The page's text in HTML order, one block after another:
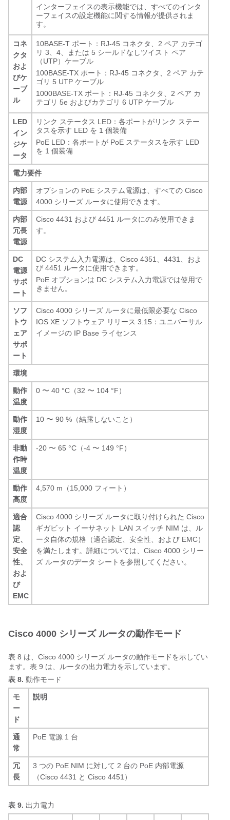
インターフェイスの表示機能では、すべてのインタ
ーフェイスの設定機能に関する情報が提供されま
す。
コネ
クタ
およ
びケ
ーブ
ル
10BASE-T ポート：RJ-45 コネクタ、2 ペア カテゴ
リ 3、4、または 5 シールドなしツイスト ペア
（UTP）ケーブル
100BASE-TX ポート：RJ-45 コネクタ、2 ペア カテ
ゴリ 5 UTP ケーブル
1000BASE-TX ポート：RJ-45 コネクタ、2 ペア カ
テゴリ 5e およびカテゴリ 6 UTP ケーブル
LED
イン
ジケ
ータ
リンク ステータス LED：各ポートがリンク ステー
タスを示す LED を 1 個装備
PoE LED：各ポートが PoE ステータスを示す LED
を 1 個装備
電力要件
内部
電源
オプションの PoE システム電源は、すべての Cisco
4000 シリーズ ルータに使用できます。
内部
冗長
電源
Cisco 4431 および 4451 ルータにのみ使用できま
す。
DC
電源
サポ
ート
DC システム入力電源は、Cisco 4351、4431、およ
び 4451 ルータに使用できます。
PoE オプションは DC システム入力電源では使用で
きません。
ソフ
トウ
ェア
サポ
ート
Cisco 4000 シリーズ ルータに最低限必要な Cisco
IOS XE ソフトウェア リリース 3.15：ユニバーサル
イメージの IP Base ライセンス
環境
動作
温度
0 〜 40 °C（32 〜 104 °F）
動作
湿度
10 〜 90 %（結露しないこと）
非動
作時
温度
-20 〜 65 °C（-4 〜 149 °F）
動作
高度
4,570 m（15,000 フィート）
適合
認
定、
安全
性、
およ
び
EMC
Cisco 4000 シリーズ ルータに取り付けられた Cisco
ギガビット イーサネット LAN スイッチ NIM は、ル
ータ自体の規格（適合認定、安全性、および EMC）
を満たします。詳細については、Cisco 4000 シリー
ズ ルータのデータ シートを参照してください。
Cisco 4000 シリーズ ルータの動作モード
表 8 は、Cisco 4000 シリーズ ルータの動作モードを示してい
ます。表 9 は、ルータの出力電力を示しています。
表 8. 動作モード
モ
ー
ド
説明
通
常
PoE 電源 1 台
冗
長
3 つの PoE NIM に対して 2 台の PoE 内部電源
（Cisco 4431 と Cisco 4451）
表 9. 出力電力